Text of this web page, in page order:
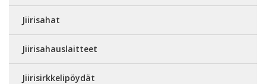
Jiirisahat
Jiirisahauslaitteet
Jiirisirkkelipöydät